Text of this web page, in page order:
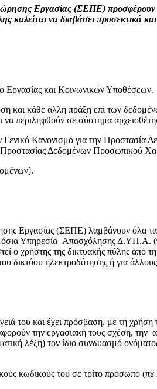
Εργασίας (ΣΕΠΕ) προσφέρουν
να διαβάσει προσεκτικά
Εργασίας και Κοινωνικών Υποθέσεων.
και κάθε άλλη πράξη επί των
περιληφθούν σε σύστημα
Γενικό Κανονισμό για την
Προστασίας Δεδομένων Προσωπικού
Εργασίας (ΣΕΠΕ) λαμβάνουν όλα τα
Υπηρεσία Απασχόλησης
ο χρήστης της δικτυακής πύλης από
δικτύου ηλεκτροδότησης ή για
του και έχει πρόσβαση, με τη
την εργασιακή τους σχέση, την
λέξη) τον ίδιο συνδυασμό
κωδικούς του σε τρίτο πρόσωπο (πχ